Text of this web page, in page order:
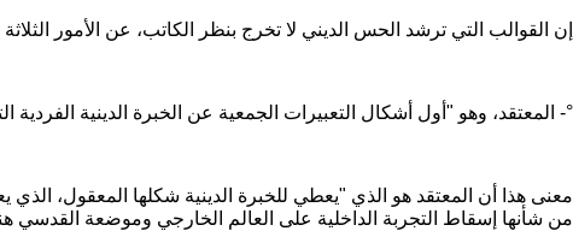
إن القوالب التي ترشد الحس الديني لا تخرج بنظر الكاتب، عن الأمور
°- المعتقد، وهو "أول أشكال التعبيرات الجمعية عن الخبرة الدينية
معنى هذا أن المعتقد هو الذي "يعطي للخبرة الدينية شكلها المعقول،
من شأنها إسقاط التجربة الداخلية على العالم الخارجي وموضعة القدسي